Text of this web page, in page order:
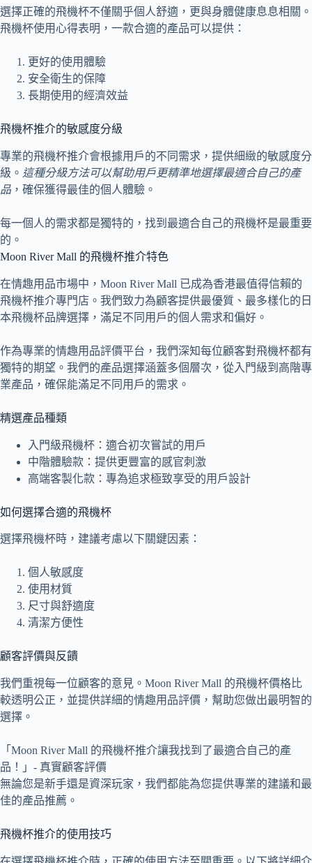
選擇正確的飛機杯不僅關乎個人舒適，更與身體健康息息相關。
飛機杯使用心得表明，一款合適的產品可以提供：
更好的使用體驗
安全衛生的保障
長期使用的經濟效益
飛機杯推介的敏感度分級
專業的飛機杯推介會根據用戶的不同需求，提供細緻的敏感度分
級。 這種分級方法可以幫助用戶更精準地選擇最適合自己的產
品 ，確保獲得最佳的個人體驗。
每一個人的需求都是獨特的，找到最適合自己的飛機杯是最重要
的。
Moon River Mall 的飛機杯推介特色
在情趣用品市場中，Moon River Mall 已成為香港最值得信賴的
飛機杯推介專門店。我們致力為顧客提供最優質、最多樣化的日
本飛機杯品牌選擇，滿足不同用戶的個人需求和偏好。
作為專業的情趣用品評價平台，我們深知每位顧客對飛機杯都有
獨特的期望。我們的產品選擇涵蓋多個層次，從入門級到高階專
業產品，確保能滿足不同用戶的需求。
精選產品種類
入門級飛機杯：適合初次嘗試的用戶
中階體驗款：提供更豐富的感官刺激
高端客製化款：專為追求極致享受的用戶設計
如何選擇合適的飛機杯
選擇飛機杯時，建議考慮以下關鍵因素：
個人敏感度
使用材質
尺寸與舒適度
清潔方便性
顧客評價與反饋
我們重視每一位顧客的意見。Moon River Mall 的飛機杯價格比
較透明公正，並提供詳細的情趣用品評價，幫助您做出最明智的
選擇。
「Moon River Mall 的飛機杯推介讓我找到了最適合自己的產
品！」- 真實顧客評價
無論您是新手還是資深玩家，我們都能為您提供專業的建議和最
佳的產品推薦。
飛機杯推介的使用技巧